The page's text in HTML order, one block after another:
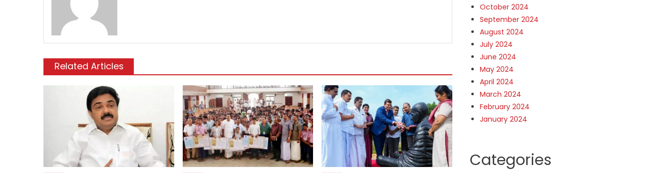
Related Articles
October 2024
September 2024
August 2024
July 2024
June 2024
May 2024
April 2024
March 2024
February 2024
January 2024
Categories